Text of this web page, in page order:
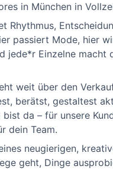
in München in
Rhythmus,
passiert Mode, hier
jede*r Einzelne macht
weit über den
berätst, gestaltest
da – für unsere
dein Team.
neugierigen,
geht, Dinge